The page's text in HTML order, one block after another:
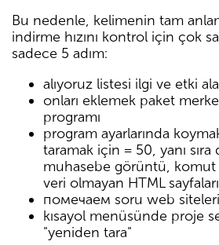
Bu nedenle, kelimenin tam
indirme hızını kontrol için çok
sadece 5 adım:
alıyoruz listesi ilgi ve etki
onları eklemek paket
programı
program ayarlarında
taramak için = 50, yanı sıra
muhasebe görüntü, komut
veri olmayan HTML sayfaları
помечаем soru web
kısayol menüsünde proje
"yeniden tara"